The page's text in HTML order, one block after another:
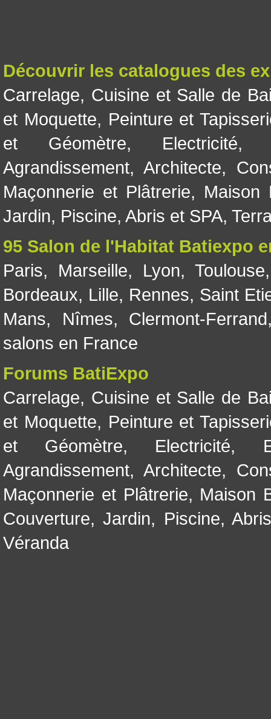
Découvrir les catalogues des
Carrelage, Cuisine et Salle de
et Moquette, Peinture et
et Géomètre, Electricité
Agrandissement, Architecte,
Maçonnerie et Plâtrerie, Maison
Jardin, Piscine, Abris et SPA,
95 Salon de l'Habitat Batiexpo
Paris, Marseille, Lyon, Toulouse
Bordeaux, Lille, Rennes, Saint
Mans, Nîmes, Clermont-Ferrand
salons en France
Forums BatiExpo
Carrelage, Cuisine et Salle de
et Moquette, Peinture et
et Géomètre, Electricité,
Agrandissement, Architecte,
Maçonnerie et Plâtrerie, Maison
Couverture,Jardin, Piscine,
Véranda